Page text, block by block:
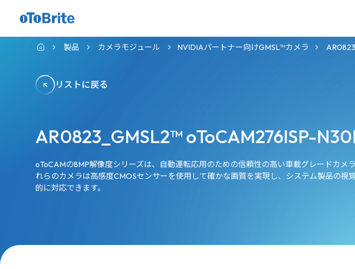
製品 カメラモジュール NVIDIAパートナー向けGMSL™カメラ
リストに戻る
AR0823_GMSL2™ oToCAM276ISP-
oToCAMの8MP解像度シリーズは、自動運転応用のための信頼性の高い車載グレードカメ
れらのカメラは高感度CMOSセンサーを使用して確かな画質を実現し、システム製品の視
的に対応できます。